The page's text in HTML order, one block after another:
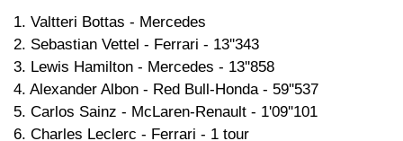
1. Valtteri Bottas - Mercedes
2. Sebastian Vettel - Ferrari - 13''343
3. Lewis Hamilton - Mercedes - 13''858
4. Alexander Albon - Red Bull-Honda - 59''537
5. Carlos Sainz - McLaren-Renault - 1'09''101
6. Charles Leclerc - Ferrari - 1 tour